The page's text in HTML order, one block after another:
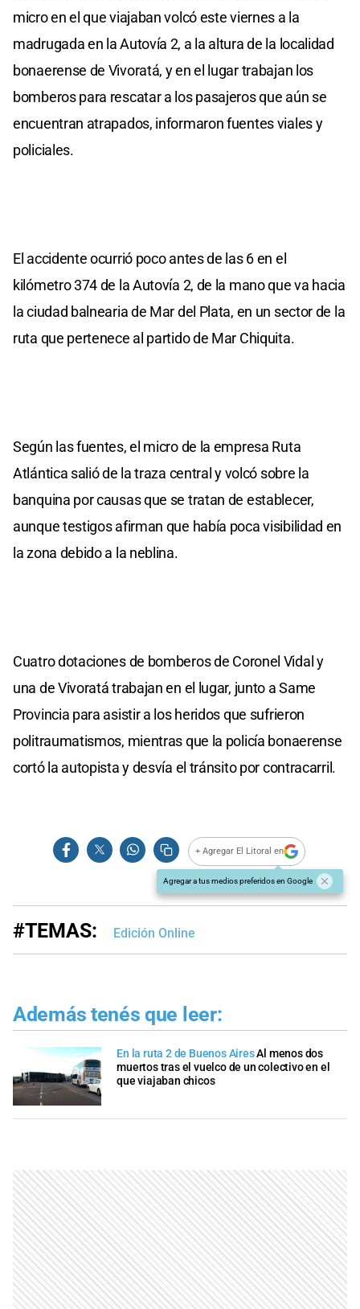
micro en el que viajaban volcó este viernes a la
madrugada en la Autovía 2, a la altura de la localidad
bonaerense de Vivoratá, y en el lugar trabajan los
bomberos para rescatar a los pasajeros que aún se
encuentran atrapados, informaron fuentes viales y
policiales.
El accidente ocurrió poco antes de las 6 en el
kilómetro 374 de la Autovía 2, de la mano que va hacia
la ciudad balnearia de Mar del Plata, en un sector de la
ruta que pertenece al partido de Mar Chiquita.
Según las fuentes, el micro de la empresa Ruta
Atlántica salió de la traza central y volcó sobre la
banquina por causas que se tratan de establecer,
aunque testigos afirman que había poca visibilidad en
la zona debido a la neblina.
Cuatro dotaciones de bomberos de Coronel Vidal y
una de Vivoratá trabajan en el lugar, junto a Same
Provincia para asistir a los heridos que sufrieron
politraumatismos, mientras que la policía bonaerense
cortó la autopista y desvía el tránsito por contracarril.
+ Agregar El Litoral en
Agregar a tus medios preferidos en Google
#TEMAS: Edición Online
Además tenés que leer:
En la ruta 2 de Buenos AiresAl menos dos
muertos tras el vuelco de un colectivo en el
que viajaban chicos